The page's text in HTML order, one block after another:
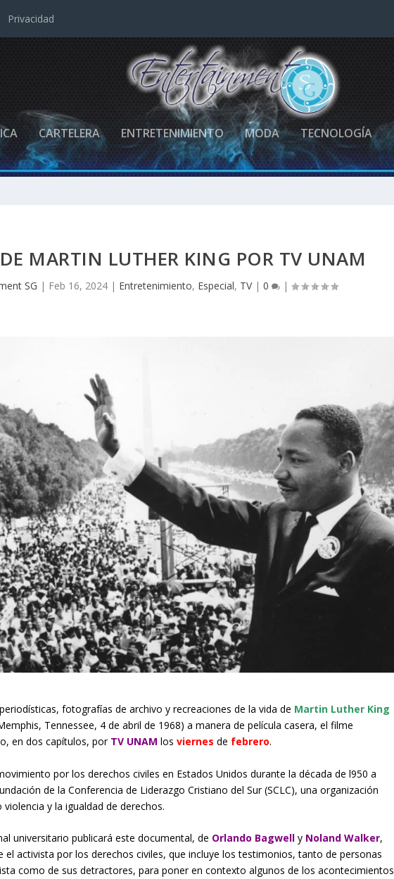
Privacidad
CARTELERA ENTRETENIMIENTO MODA TECNOLOGÍA
MARTIN LUTHER KING POR TV UNAM
SG | Feb 16, 2024| Entretenimiento, Especial, TV| 0 |
fotografías de archivo y recreaciones de la vida de Martin Luther King
Tennessee, 4 de abril de 1968) a manera de película casera, el filme
en dos capítulos, por TV UNAM losviernes de febrero.
por los derechos civiles en Estados Unidos durante la década de l950 a
de la Conferencia de Liderazgo Cristiano del Sur (SCLC), una organización
y la igualdad de derechos.
universitario publicará este documental, de Orlando Bagwell y Noland Walker,
el activista por los derechos civiles, que incluye los testimonios, tanto de personas
como de sus detractores, para poner en contexto algunos de los acontecimientos